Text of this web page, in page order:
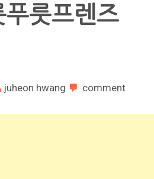
푸룻프렌즈
juheon hwang comment